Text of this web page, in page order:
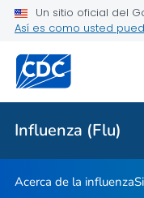
Un sitio oficial del
Así es como usted
Influenza (Flu)
Influenza: qué hacer si
Temas relacionados
Influenza (Flu)
Acerca de la influenza